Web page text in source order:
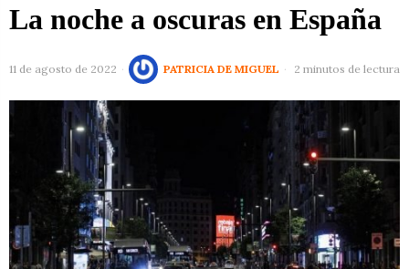
La noche a oscuras en España
11 de agosto de 2022 PATRICIA DE MIGUEL 2 minutos de lectura